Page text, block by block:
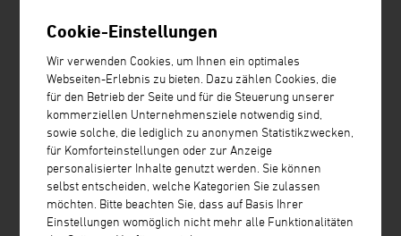
Wie können wir Ihnen helfen?
Was möchten Sie?
Bitte senden Sie mir ein Angebot
Bitte kontaktieren Sie mich per Telefon
Bitte um Antwort per Email
Bitte senden Sie mir Produktunterlagen
Cookie-Einstellungen
Wir verwenden Cookies, um Ihnen ein optimales
Webseiten-Erlebnis zu bieten. Dazu zählen Cookies, die
für den Betrieb der Seite und für die Steuerung unserer
kommerziellen Unternehmensziele notwendig sind,
sowie solche, die lediglich zu anonymen Statistikzwecken,
für Komforteinstellungen oder zur Anzeige
personalisierter Inhalte genutzt werden. Sie können
selbst entscheiden, welche Kategorien Sie zulassen
möchten. Bitte beachten Sie, dass auf Basis Ihrer
Einstellungen womöglich nicht mehr alle Funktionalitäten